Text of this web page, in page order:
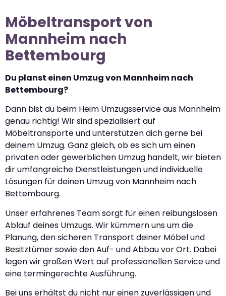
Möbeltransport von
Mannheim nach
Bettembourg
Du planst einen Umzug von Mannheim nach
Bettembourg?
Dann bist du beim Heim Umzugsservice aus Mannheim
genau richtig! Wir sind spezialisiert auf
Möbeltransporte und unterstützen dich gerne bei
deinem Umzug. Ganz gleich, ob es sich um einen
privaten oder gewerblichen Umzug handelt, wir bieten
dir umfangreiche Dienstleistungen und individuelle
Lösungen für deinen Umzug von Mannheim nach
Bettembourg.
Unser erfahrenes Team sorgt für einen reibungslosen
Ablauf deines Umzugs. Wir kümmern uns um die
Planung, den sicheren Transport deiner Möbel und
Besitztümer sowie den Auf- und Abbau vor Ort. Dabei
legen wir großen Wert auf professionellen Service und
eine termingerechte Ausführung.
Bei uns erhältst du nicht nur einen zuverlässigen und